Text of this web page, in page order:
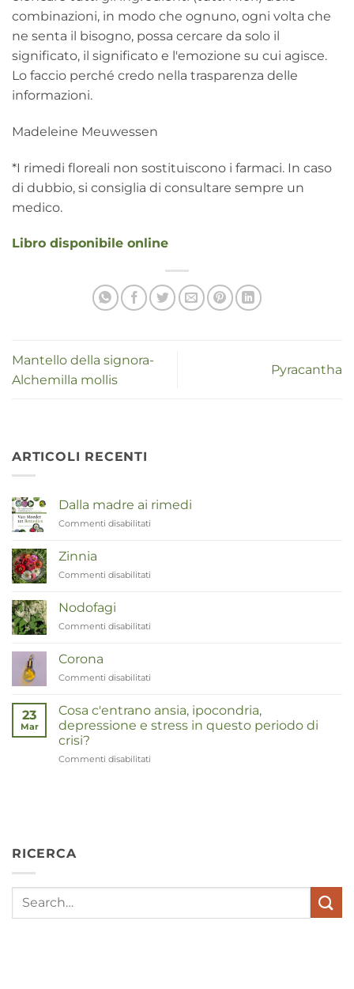
combinazioni, in modo che ognuno, ogni volta che
ne senta il bisogno, possa cercare da solo il
significato, il significato e l'emozione su cui agisce.
Lo faccio perché credo nella trasparenza delle
informazioni.
Madeleine Meuwessen
*I rimedi floreali non sostituiscono i farmaci. In caso
di dubbio, si consiglia di consultare sempre un
medico.
Libro disponibile online
Mantello della signora-
Alchemilla mollis
Pyracantha
ARTICOLI RECENTI
Dalla madre ai rimedi
Commenti disabilitati
Zinnia
Commenti disabilitati
Nodofagi
Commenti disabilitati
Corona
Commenti disabilitati
23
Mar
Cosa c'entrano ansia, ipocondria,
depressione e stress in questo periodo di
crisi?
Commenti disabilitati
in
RICERCA